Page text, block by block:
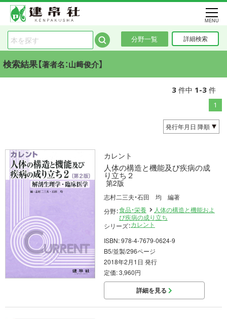
分野一覧 詳細検索
MENU
検索結果【著者名：山﨑俊介】
3件中 1-3件
1
カレント
人体の構造と機能及び疾病の成
り立ち２
第2版
志村二三夫・石田 均 編著
分野：食品・栄養
人体の構造と機能およ
び疾病の成り立ち
シリーズ：カレント
ISBN: 978-4-7679-0624-9
B5/並製/296ページ
2018年2月1日 発行
定価: 3,960円
詳細を見る